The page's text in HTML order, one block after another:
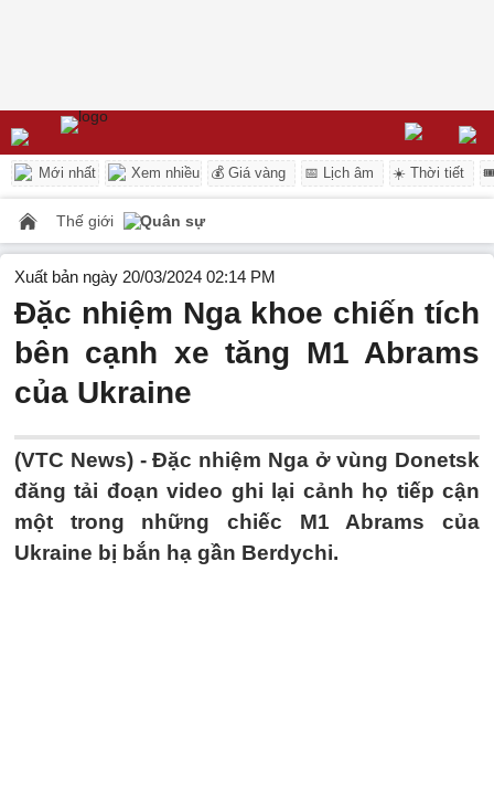
Mới nhất Xem nhiều 💰 Giá vàng 📅 Lịch âm ☀️ Thời tiết
Thế giới Quân sự
Xuất bản ngày 20/03/2024 02:14 PM
Đặc nhiệm Nga khoe chiến tích
bên cạnh xe tăng M1 Abrams
của Ukraine
(VTC News) -Đặc nhiệm Nga ở vùng Donetsk
đăng tải đoạn video ghi lại cảnh họ tiếp cận
một trong những chiếc M1 Abrams của
Ukraine bị bắn hạ gần Berdychi.